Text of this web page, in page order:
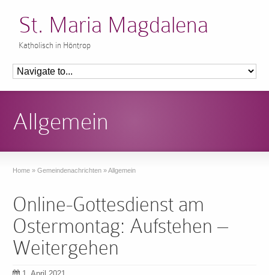
St. Maria Magdalena
Katholisch in Höntrop
Allgemein
Home » Gemeindenachrichten »Allgemein
Online-Gottesdienst am
Ostermontag: Aufstehen –
Weitergehen